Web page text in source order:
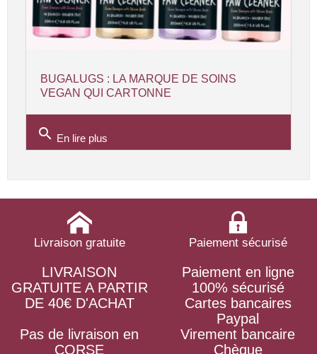
BUGALUGS : LA MARQUE DE SOINS
VEGAN QUI CARTONNE
search En lire plus
Livraison gratuite
LIVRAISON
GRATUITE A PARTIR
DE 40€ D'ACHAT
Pas de livraison en
CORSE
Paiement sécurisé
Paiement en ligne
100% sécurisé
Cartes bancaires
Paypal
Virement bancaire
Chèque